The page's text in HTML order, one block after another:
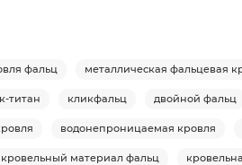
фальц металлическая фальцевая
титан кликфальц двойной фальц
водонепроницаемая кровля
кровельный материал фальц